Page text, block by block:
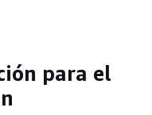
para el